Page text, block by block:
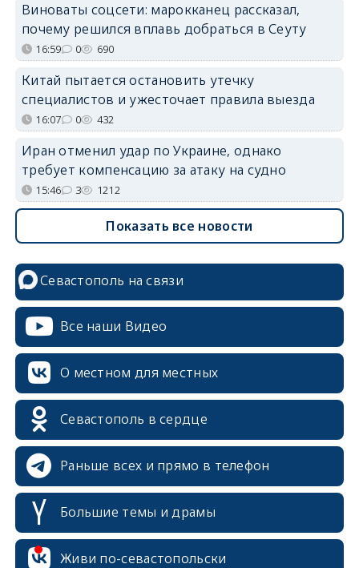
Виноваты соцсети: марокканец рассказал,
почему решился вплавь добраться в Сеуту
16:59 0 690
Китай пытается остановить утечку
специалистов и ужесточает правила выезда
16:07 0 432
Иран отменил удар по Украине, однако
требует компенсацию за атаку на судно
15:46 3 1212
Показать все новости
Севастополь на связи
Все наши Видео
О местном для местных
Севастополь в сердце
Раньше всех и прямо в телефон
Большие темы и драмы
Живи по-севастопольски